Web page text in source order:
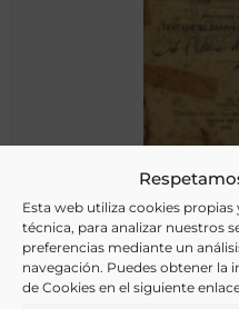
Esta web utiliza cookies
técnica, para analizar nuestros
preferencias mediante un
navegación. Puedes obtener la
de Cookies en el siguiente
Triay, José A.
Habana - 1903